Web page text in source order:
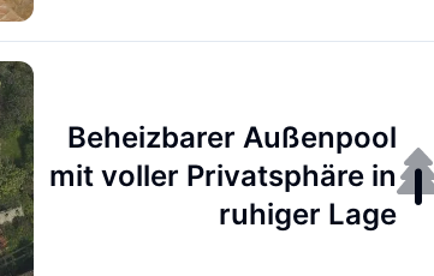
Beheizbarer Außenpool
mit voller Privatsphäre in
ruhiger Lage